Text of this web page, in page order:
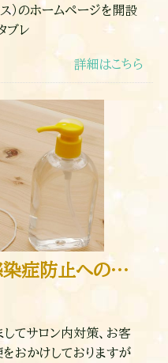
）のホームページを開設
ブレ
詳細はこちら
新型コロナウィルス感染症防止への対応
てサロン内対策、お客
おかけしておりますが